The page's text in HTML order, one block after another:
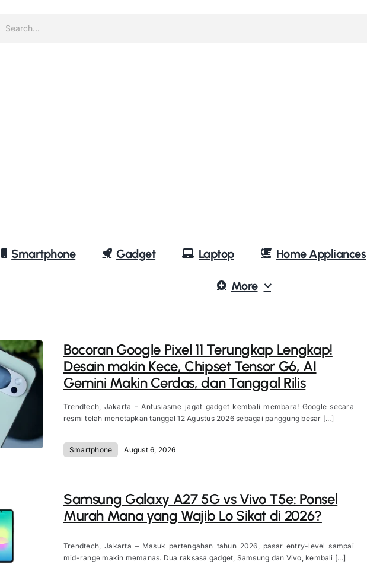
Smartphone Gadget Laptop Home Appliances
More
Bocoran Google Pixel 11 Terungkap Lengkap!
Desain makin Kece, Chipset Tensor G6, AI
Gemini Makin Cerdas, dan Tanggal Rilis
Trendtech, Jakarta – Antusiasme jagat gadget kembali membara! Google secara
resmi telah menetapkan tanggal 12 Agustus 2026 sebagai panggung besar [...]
Smartphone August 6, 2026
Samsung Galaxy A27 5G vs Vivo T5e: Ponsel
Murah Mana yang Wajib Lo Sikat di 2026?
Trendtech, Jakarta – Masuk pertengahan tahun 2026, pasar entry-level sampai
mid-range makin memanas. Dua raksasa gadget, Samsung dan Vivo, kembali [...]